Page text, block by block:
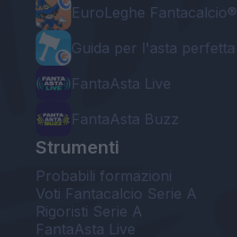
EuroLeghe Fantacalcio®
Guida per l'asta perfetta
FantaAsta Live
FantaAsta Buzz
Strumenti
Probabili formazioni
Voti Fantacalcio Serie A
Rigoristi Serie A
FantaAsta Live